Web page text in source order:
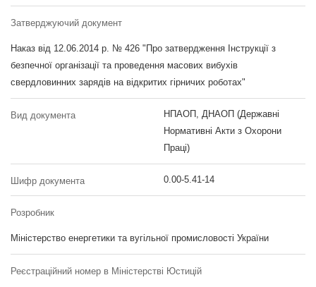
Затверджуючий документ
Наказ від 12.06.2014 р. № 426 "Про затвердження Інструкції з
безпечної організації та проведення масових вибухів
свердловинних зарядів на відкритих гірничих роботах"
Вид документа
НПАОП, ДНАОП (Державні
Нормативні Акти з Охорони
Праці)
Шифр документа 0.00-5.41-14
Розробник
Міністерство енергетики та вугільної промисловості України
Реєстраційний номер в Міністерстві Юстицій